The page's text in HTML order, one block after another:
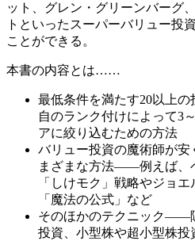
ット、グレン・グリーンバーグ
トといったスーパーバリュー投
ことができる。
本書の内容とは……
最低条件を満たす20以上
自のランク付けによって3
アに絞り込むための方法
バリュー投資の魔術師が安
まざまな方法――例えば、
「しけモク」戦略やジョ
「魔法の公式」など
そのほかのテクニック――
投資、小型株や超小型株